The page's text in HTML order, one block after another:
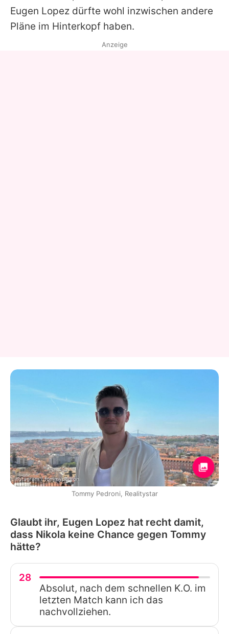
Eugen Lopez dürfte wohl inzwischen andere
Pläne im Hinterkopf haben.
Anzeige
Instagram / tommypedroni
Tommy Pedroni, Realitystar
Glaubt ihr, Eugen Lopez hat recht damit,
dass Nikola keine Chance gegen Tommy
hätte?
28
Absolut, nach dem schnellen K.O. im
letzten Match kann ich das
nachvollziehen.